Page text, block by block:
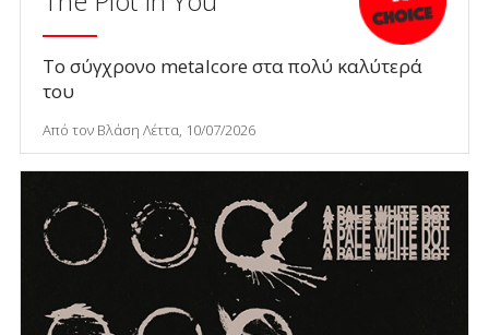
Το σύγχρονο metalcore στα πολύ καλύτερά
του
Από τον Βλάση Λέττα, 10/07/2026